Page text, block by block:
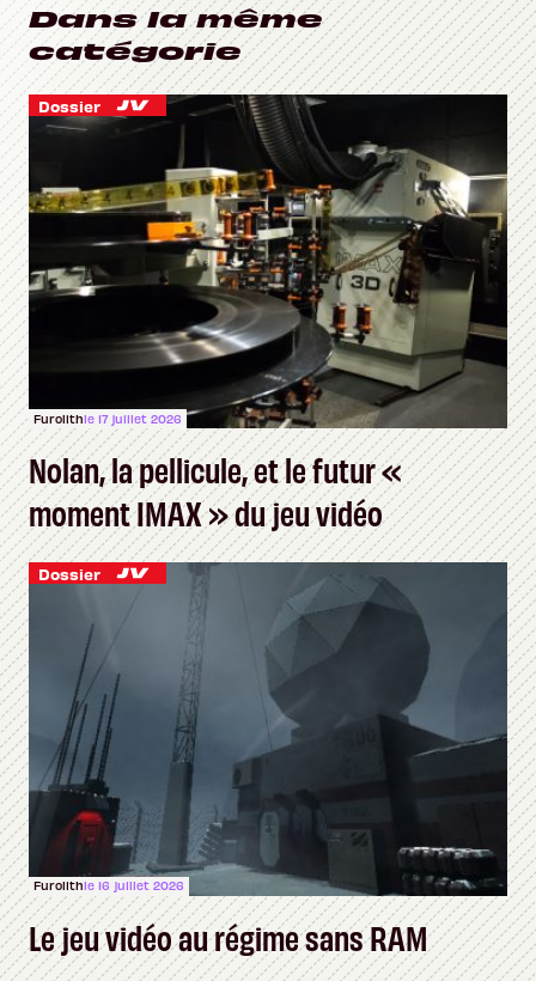
Dans la même
catégorie
Dossier
Furolithle 17 juillet 2026
Nolan, la pellicule, et le futur «
moment IMAX » du jeu vidéo
Dossier
Furolithle 16 juillet 2026
Le jeu vidéo au régime sans RAM